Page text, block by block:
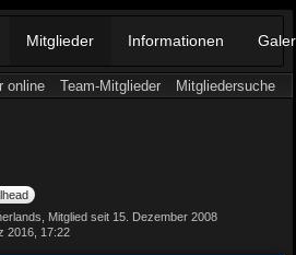
Mitglieder Informationen
online Team-Mitglieder Mitgliedersuche
Mitglied seit 15. Dezember 2008
2016, 17:22